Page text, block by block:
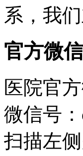
系，我
官方微信
医院官
微信号
扫描左